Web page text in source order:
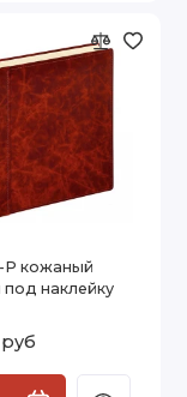
P кожаный
наклейку